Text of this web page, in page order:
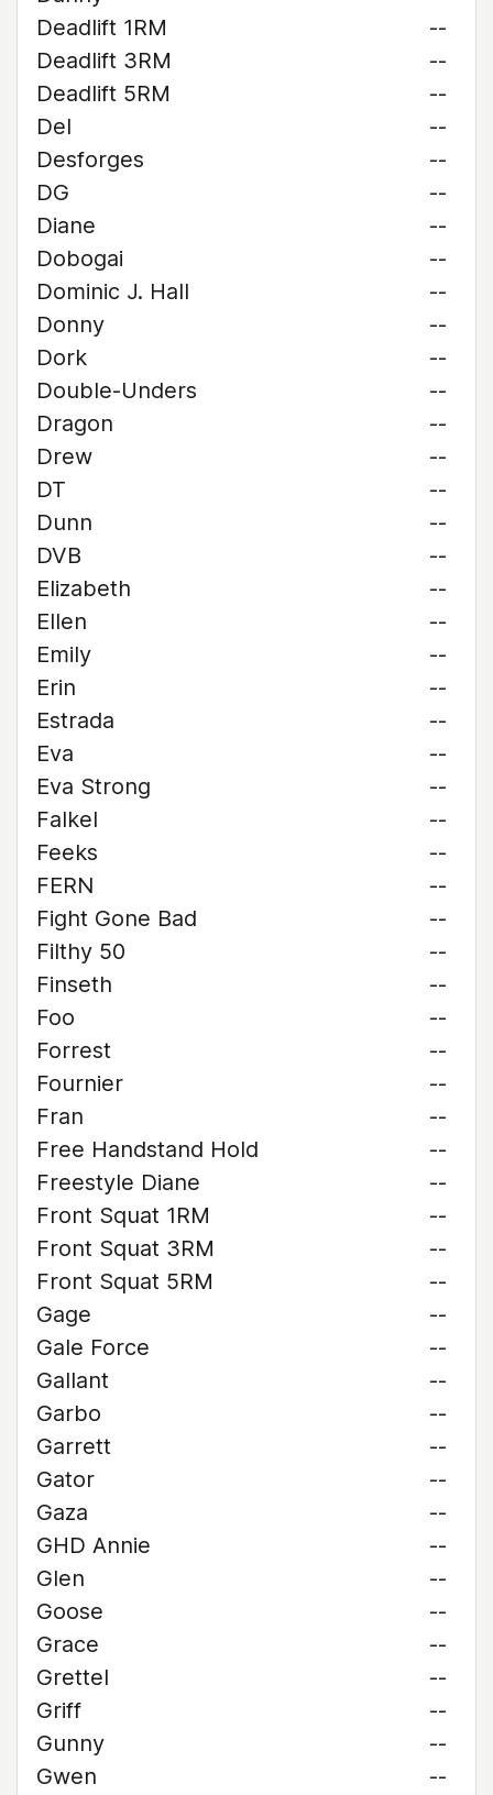
Deadlift 1RM
--
Deadlift 3RM
--
Deadlift 5RM
--
Del
--
Desforges
--
DG
--
Diane
--
Dobogai
--
Dominic J. Hall
--
Donny
--
Dork
--
Double-Unders
--
Dragon
--
Drew
--
DT
--
Dunn
--
DVB
--
Elizabeth
--
Ellen
--
Emily
--
Erin
--
Estrada
--
Eva
--
Eva Strong
--
Falkel
--
Feeks
--
FERN
--
Fight Gone Bad
--
Filthy 50
--
Finseth
--
Foo
--
Forrest
--
Fournier
--
Fran
--
Free Handstand Hold
--
Freestyle Diane
--
Front Squat 1RM
--
Front Squat 3RM
--
Front Squat 5RM
--
Gage
--
Gale Force
--
Gallant
--
Garbo
--
Garrett
--
Gator
--
Gaza
--
GHD Annie
--
Glen
--
Goose
--
Grace
--
Grettel
--
Griff
--
Gunny
--
Gwen
--